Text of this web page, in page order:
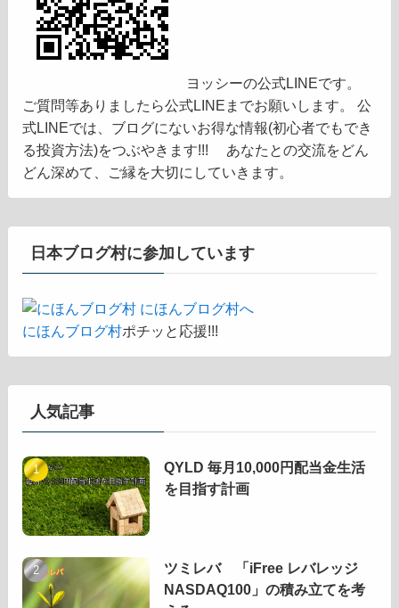
ヨッシーの公式LINEです。
ご質問等ありましたら公式LINEまでお願いします。 公
式LINEでは、ブログにないお得な情報(初心者でもでき
る投資方法)をつぶやきます!!! あなたとの交流をどん
どん深めて、ご縁を大切にしていきます。
日本ブログ村に参加しています
にほんブログ村ポチッと応援!!!
人気記事
QYLD 毎月10,000円配当金生活
を目指す計画
ツミレバ 「iFree レバレッジ
NASDAQ100」の積み立てを考